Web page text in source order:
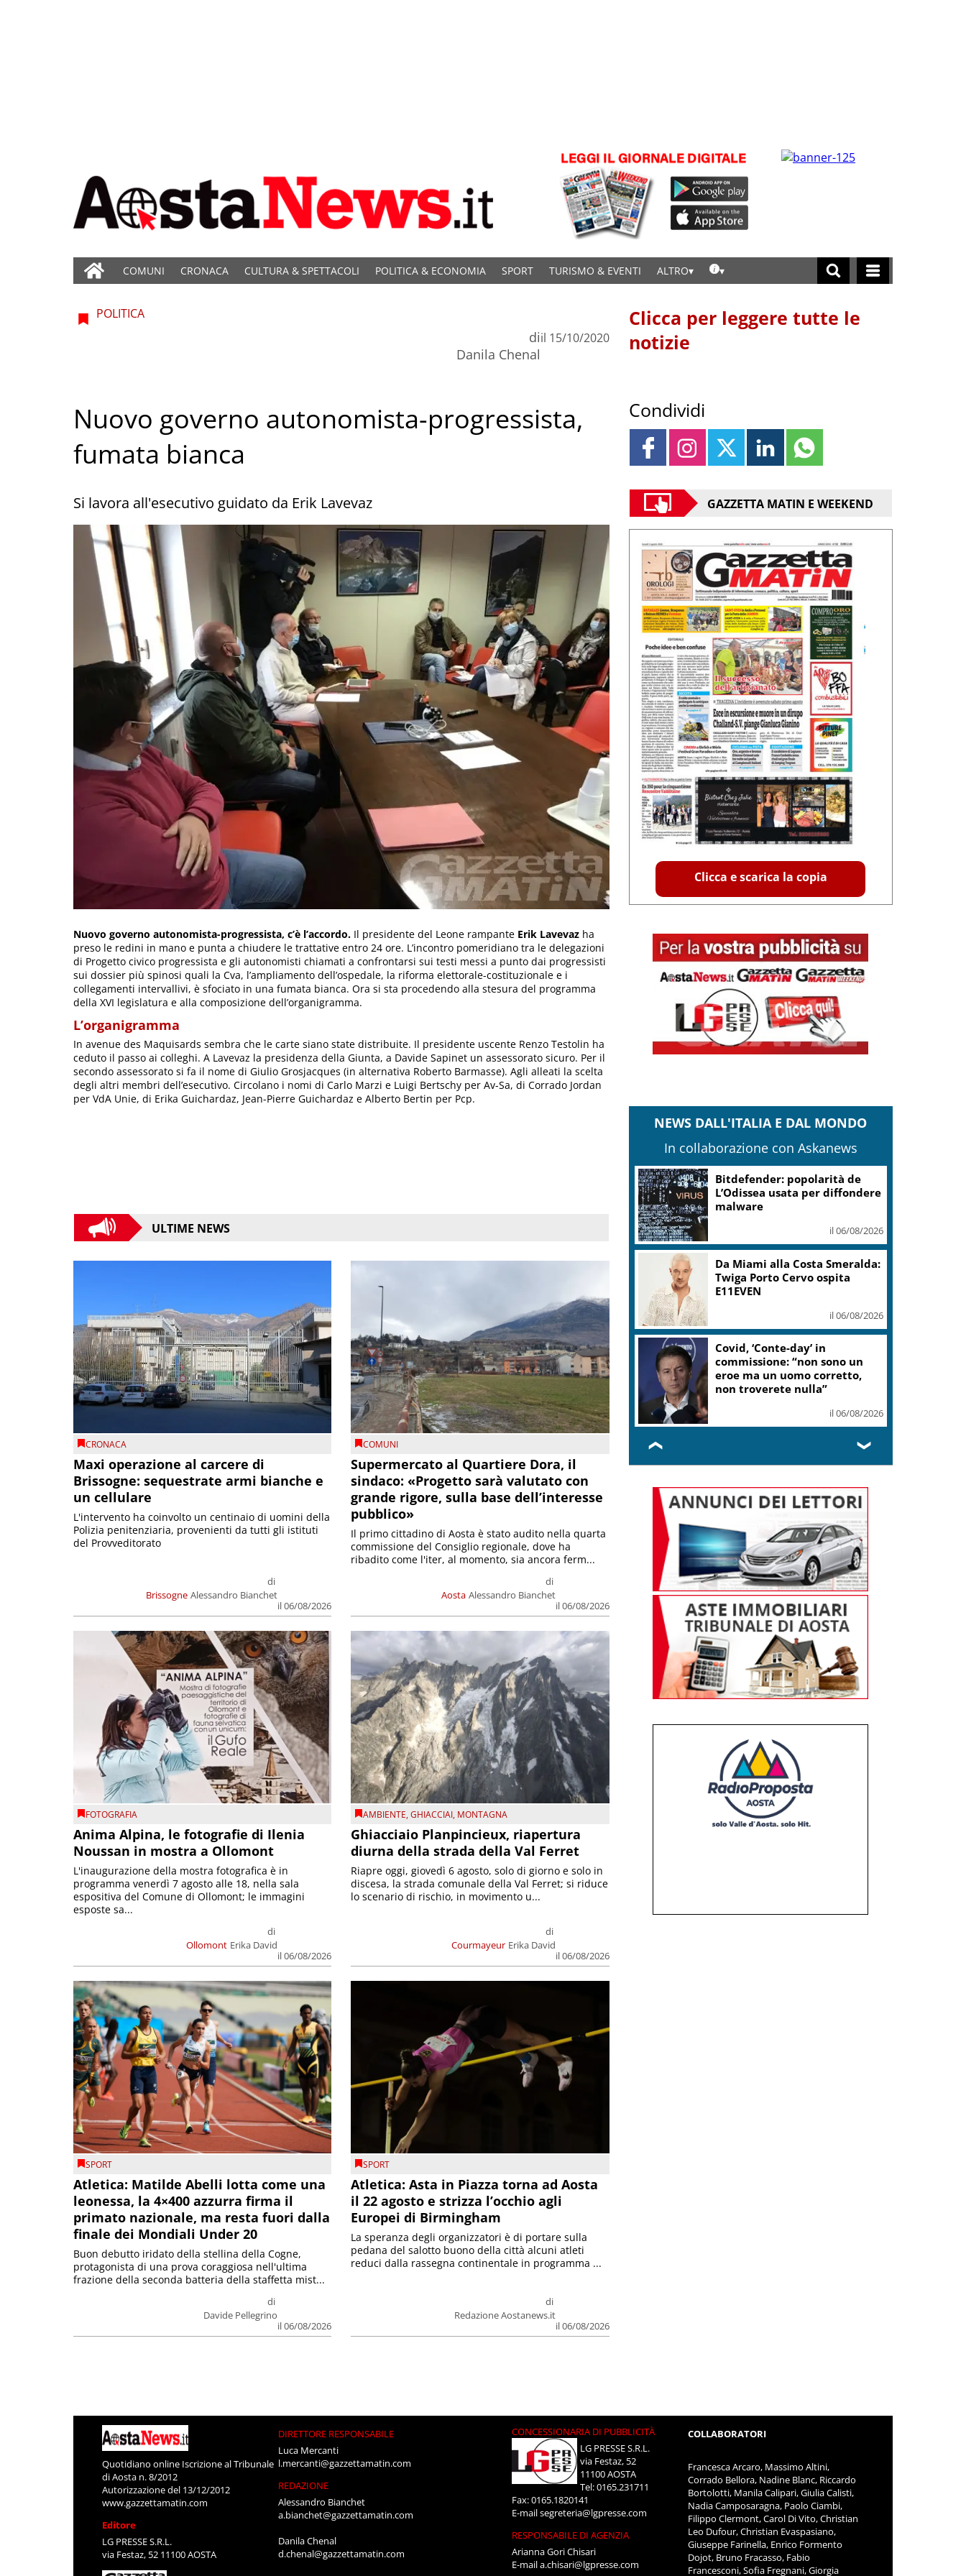
COMUNI CRONACA CULTURA & SPETTACOLI POLITICA & ECONOMIA SPORT TURISMO & EVENTI ALTRO
POLITICA
di
Danila Chenal
il 15/10/2020
Nuovo governo autonomista-progressista,
fumata bianca
Si lavora all'esecutivo guidato da Erik Lavevaz
Nuovo governo autonomista-progressista, c’è l’accordo. Il presidente del Leone rampante Erik Lavevaz ha
preso le redini in mano e punta a chiudere le trattative entro 24 ore. L’incontro pomeridiano tra le delegazioni
di Progetto civico progressista e gli autonomisti chiamati a confrontarsi sui testi messi a punto dai progressisti
sui dossier più spinosi quali la Cva, l’ampliamento dell’ospedale, la riforma elettorale-costituzionale e i
collegamenti intervallivi, è sfociato in una fumata bianca. Ora si sta procedendo alla stesura del programma
della XVI legislatura e alla composizione dell’organigramma.
L’organigramma
In avenue des Maquisards sembra che le carte siano state distribuite. Il presidente uscente Renzo Testolin ha
ceduto il passo ai colleghi. A Lavevaz la presidenza della Giunta, a Davide Sapinet un assessorato sicuro. Per il
secondo assessorato si fa il nome di Giulio Grosjacques (in alternativa Roberto Barmasse). Agli alleati la scelta
degli altri membri dell’esecutivo. Circolano i nomi di Carlo Marzi e Luigi Bertschy per Av-Sa, di Corrado Jordan
per VdA Unie, di Erika Guichardaz, Jean-Pierre Guichardaz e Alberto Bertin per Pcp.
ULTIME NEWS
CRONACA
Maxi operazione al carcere di
Brissogne: sequestrate armi bianche e
un cellulare
Brissogne
di
Alessandro Bianchet
il 06/08/2026
L'intervento ha coinvolto un centinaio di uomini della
Polizia penitenziaria, provenienti da tutti gli istituti
del Provveditorato
COMUNI
Supermercato al Quartiere Dora, il
sindaco: «Progetto sarà valutato con
grande rigore, sulla base dell’interesse
pubblico»
Aosta
di
Alessandro Bianchet
il 06/08/2026
Il primo cittadino di Aosta è stato audito nella quarta
commissione del Consiglio regionale, dove ha
ribadito come l'iter, al momento, sia ancora ferm...
FOTOGRAFIA
Anima Alpina, le fotografie di Ilenia
Noussan in mostra a Ollomont
Ollomont
di
Erika David
il 06/08/2026
L'inaugurazione della mostra fotografica è in
programma venerdì 7 agosto alle 18, nella sala
espositiva del Comune di Ollomont; le immagini
esposte sa...
AMBIENTE,GHIACCIAI, MONTAGNA
Ghiacciaio Planpincieux, riapertura
diurna della strada della Val Ferret
Courmayeur
di
Erika David
il 06/08/2026
Riapre oggi, giovedì 6 agosto, solo di giorno e solo in
discesa, la strada comunale della Val Ferret; si riduce
lo scenario di rischio, in movimento u...
SPORT
Atletica: Matilde Abelli lotta come una
leonessa, la 4×400 azzurra firma il
primato nazionale, ma resta fuori dalla
finale dei Mondiali Under 20
di
Davide Pellegrino
il 06/08/2026
Buon debutto iridato della stellina della Cogne,
protagonista di una prova coraggiosa nell'ultima
frazione della seconda batteria della staffetta mist...
SPORT
Atletica: Asta in Piazza torna ad Aosta
il 22 agosto e strizza l’occhio agli
Europei di Birmingham
di
Redazione Aostanews.it
il 06/08/2026
La speranza degli organizzatori è di portare sulla
pedana del salotto buono della città alcuni atleti
reduci dalla rassegna continentale in programma ...
Clicca per leggere tutte le
notizie
Condividi
GAZZETTA MATIN E WEEKEND
Clicca e scarica la copia
NEWS DALL'ITALIA E DAL MONDO
In collaborazione con Askanews
Bitdefender: popolarità de
L’Odissea usata per diffondere
malware
il 06/08/2026
Da Miami alla Costa Smeralda:
Twiga Porto Cervo ospita
E11EVEN
il 06/08/2026
Covid, ‘Conte-day’ in
commissione: “non sono un
eroe ma un uomo corretto,
non troverete nulla”
il 06/08/2026
❮ ❯
Quotidiano online Iscrizione al Tribunale
di Aosta n. 8/2012
Autorizzazione del 13/12/2012
www.gazzettamatin.com
Editore
LG PRESSE S.R.L.
via Festaz, 52 11100 AOSTA
DIRETTORE RESPONSABILE
Luca Mercanti
l.mercanti@gazzettamatin.com
REDAZIONE
Alessandro Bianchet
a.bianchet@gazzettamatin.com
Danila Chenal
d.chenal@gazzettamatin.com
CONCESSIONARIA DI PUBBLICITÀ
LG PRESSE S.R.L.
via Festaz, 52
11100 AOSTA
Tel: 0165.231711
Fax: 0165.1820141
E-mailsegreteria@lgpresse.com
RESPONSABILE DI AGENZIA
Arianna Gori Chisari
E-maila.chisari@lgpresse.com
COLLABORATORI
Francesca Arcaro, Massimo Altini,
Corrado Bellora, Nadine Blanc, Riccardo
Bortolotti, Manila Calipari, Giulia Calisti,
Nadia Camposaragna, Paolo Ciambi,
Filippo Clermont, Carol Di Vito, Christian
Leo Dufour, Christian Evaspasiano,
Giuseppe Farinella, Enrico Formento
Dojot, Bruno Fracasso, Fabio
Francesconi, Sofia Fregnani, Giorgia